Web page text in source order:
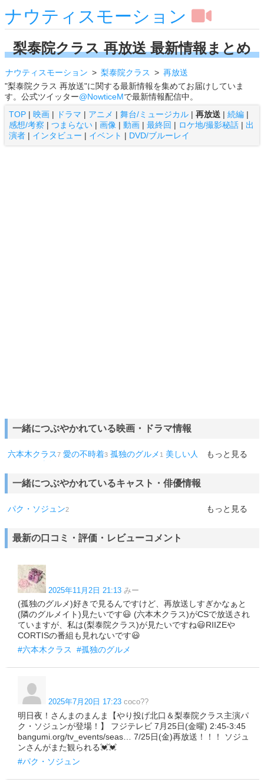
ナウティスモーション
梨泰院クラス 再放送 最新情報まとめ
ナウティスモーション 梨泰院クラス
再放送
"梨泰院クラス 再放送"に関する最新情報を集めてお届けしていま
す。公式ツイッター@NowticeMで最新情報配信中。
TOP | 映画 | ドラマ | アニメ | 舞台/ミュージカル | 再放送 | 続編 |
感想/考察 | つまらない | 画像 | 動画 | 最終回 | ロケ地/撮影秘話 | 出
演者 | インタビュー | イベント | DVD/ブルーレイ
一緒につぶやかれている映画・ドラマ情報
もっと見る
六本木クラス7 愛の不時着3 孤独のグルメ 1 美しい人
あやしいパー
一緒につぶやかれているキャスト・俳優情報
もっと見る
パク・ソジュン2
最新の口コミ・評価・レビューコメント
2025年11月2日 21:13 みー
(孤独のグルメ)好きで見るんですけど、再放送しすぎかなぁと
(隣のグルメイト)見たいです😃 (六本木クラス)がCSで放送され
ていますが、私は(梨泰院クラス)が見たいですね😃RIIZEや
CORTISの番組も見れないです😃
#六本木クラス
#孤独のグルメ
2025年7月20日 17:23 coco??
明日夜！さんまのまんま【やり投げ北口＆梨泰院クラス主演パ
ク・ソジュンが登場！】 フジテレビ 7月25日(金曜) 2:45-3:45
bangumi.org/tv_events/seas… 7/25日(金)再放送！！！ ソジュ
ンさんがまた観られる💓💓
#パク・ソジュン